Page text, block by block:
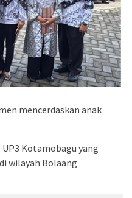
mencerdaskan anak
Kotamobagu yang
wilayah Bolaang